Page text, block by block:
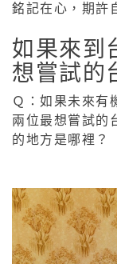
銘記在心，期許
如果來到
想嘗試的
Ｑ：如果未來有
兩位最想嘗試的
的地方是哪裡？